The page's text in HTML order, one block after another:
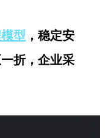
型 ，稳定安
折，企业采